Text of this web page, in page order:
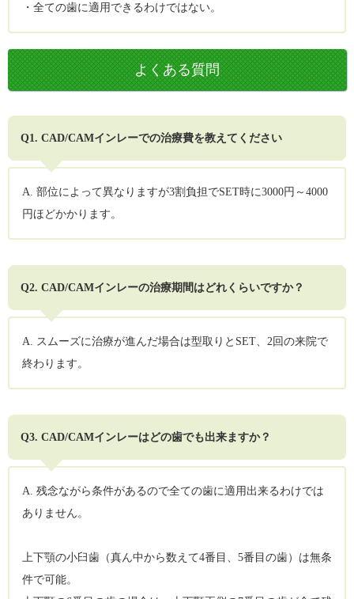
・全ての歯に適用できるわけではない。
よくある質問
Q1. CAD/CAMインレーでの治療費を教えてください
A. 部位によって異なりますが3割負担でSET時に3000円～4000
円ほどかかります。
Q2. CAD/CAMインレーの治療期間はどれくらいですか？
A. スムーズに治療が進んだ場合は型取りとSET、2回の来院で
終わります。
Q3. CAD/CAMインレーはどの歯でも出来ますか？
A. 残念ながら条件があるので全ての歯に適用出来るわけでは
ありません。
上下顎の小臼歯（真ん中から数えて4番目、5番目の歯）は無条
件で可能。